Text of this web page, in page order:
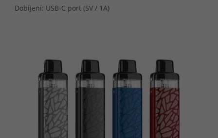
Dobíjení: USB-C port (5V / 1A)